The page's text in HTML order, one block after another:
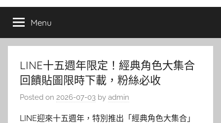
金
資
時
清
徵
Menu
LINE十五週年限定！經典角色大集合
回饋貼圖限時下載，粉絲必收
Posted on 2026-07-03 by admin
LINE迎來十五週年，特別推出「經典角色大集合」